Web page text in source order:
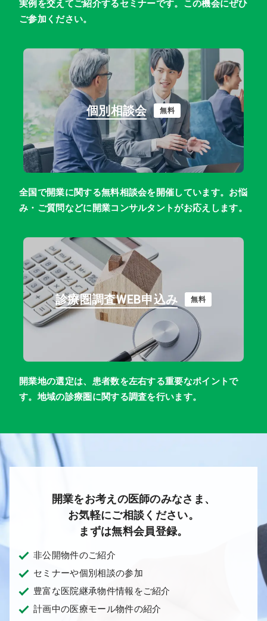
実例を交えてご紹介するセミナーです。この機会にぜひ
ご参加ください。
個別相談会 無料
全国で開業に関する無料相談会を開催しています。お悩
み・ご質問などに開業コンサルタントがお応えします。
診療圏調査WEB申込み 無料
開業地の選定は、患者数を左右する重要なポイントで
す。地域の診療圏に関する調査を行います。
開業をお考えの医師のみなさま、
お気軽にご相談ください。
まずは無料会員登録。
非公開物件のご紹介
セミナーや個別相談の参加
豊富な医院継承物件情報をご紹介
計画中の医療モール物件の紹介